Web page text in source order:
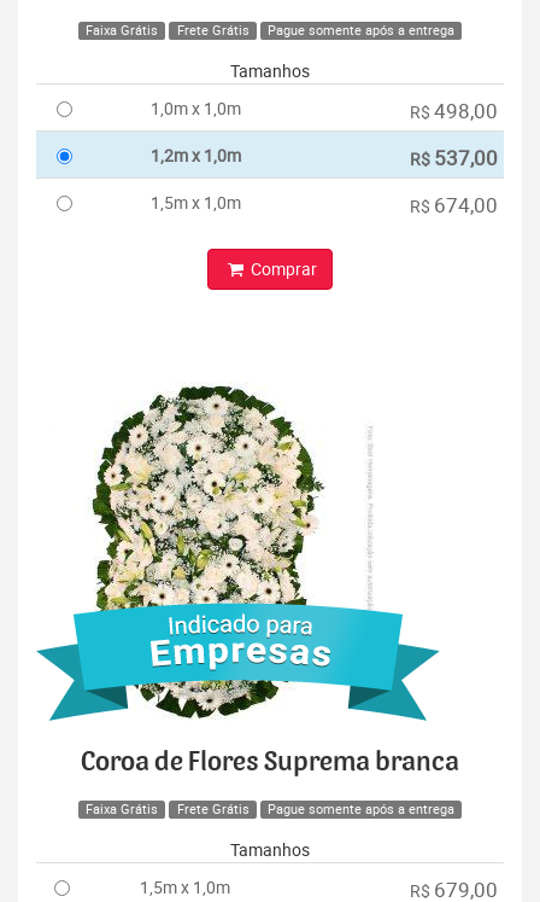
Faixa Grátis Frete Grátis Pague somente após a entrega
Tamanhos
1,0m x 1,0m
R$ 498,00
1,2m x 1,0m R$ 537,00
1,5m x 1,0m R$ 674,00
Comprar
Coroa de Flores Suprema branca
Faixa Grátis Frete Grátis Pague somente após a entrega
Tamanhos
1,5m x 1,0m
R$ 679,00